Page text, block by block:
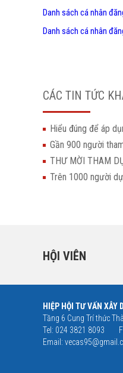
Danh sách cá nhân
Danh sách cá nhân
CÁC TIN TỨC
Hiểu đúng để áp
Gần 900 người
THƯ MỜI THAM
Trên 1000 người
HỘI VIÊN
HIỆP HỘI TƯ VẤN XÂY
Tầng 6 Cung Trí thức
Tel: 024 3821 8093
Email: